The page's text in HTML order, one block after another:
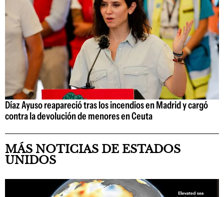
Díaz Ayuso reapareció tras los incendios en Madrid y cargó
contra la devolución de menores en Ceuta
MÁS NOTICIAS DE ESTADOS
UNIDOS